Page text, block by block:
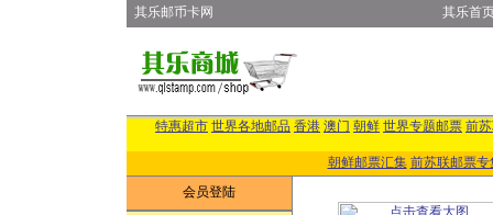
其乐邮币卡网 其乐首
特惠超市 世界各地邮品 香港 澳门 朝鲜 世界专题邮票 前
朝鲜邮票汇集 前苏联邮票专
会员登陆